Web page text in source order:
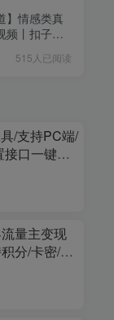
】情感类真
频丨扣子工
515人已阅读
/支持PC端/
口一键调
量主变现
分/卡密/激